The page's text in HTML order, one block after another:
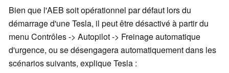
Bien que l'AEB soit opérationnel par défaut lors du
démarrage d'une Tesla, il peut être désactivé à partir du
menu Contrôles -> Autopilot -> Freinage automatique
d'urgence, ou se désengagera automatiquement dans les
scénarios suivants, explique Tesla :